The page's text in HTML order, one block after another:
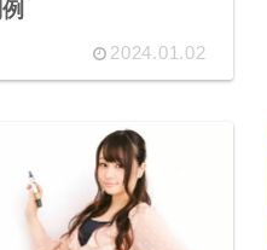
2024.01.02